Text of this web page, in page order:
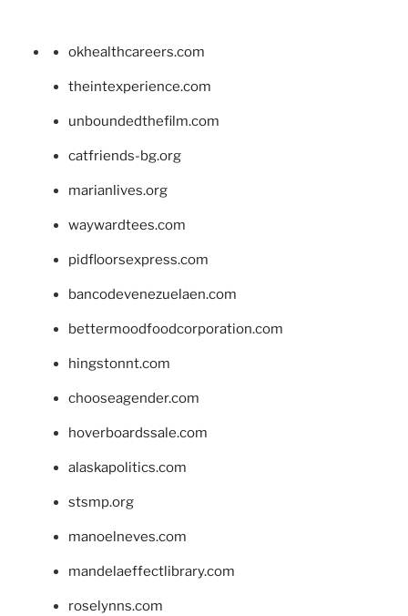
okhealthcareers.com
theintexperience.com
unboundedthefilm.com
catfriends-bg.org
marianlives.org
waywardtees.com
pidfloorsexpress.com
bancodevenezuelaen.com
bettermoodfoodcorporation.com
hingstonnt.com
chooseagender.com
hoverboardssale.com
alaskapolitics.com
stsmp.org
manoelneves.com
mandelaeffectlibrary.com
roselynns.com